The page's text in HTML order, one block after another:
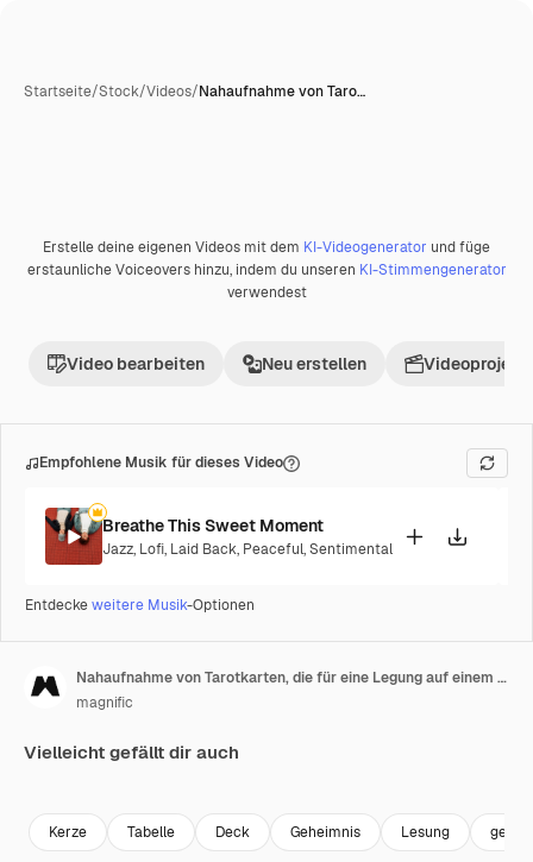
Startseite/Stock/Videos/Nahaufnahme von Taro…
Erstelle deine eigenen Videos mit dem KI-Videogenerator und füge
erstaunliche Voiceovers hinzu, indem du unseren KI-Stimmengenerator
verwendest
Video bearbeiten Neu erstellen Videoprojekt
Empfohlene Musik für dieses Video
Breathe This Sweet Moment
Jazz, Lofi, Laid Back, Peaceful,Sentimental
Entdeckeweitere Musik-Optionen
Nahaufnahme von Tarotkarten, die für eine Legung auf einem Tisch mit Kerzen ausgelegt sind 6.
magnific
Vielleicht gefällt dir auch
Kerze Tabelle Deck Geheimnis Lesung